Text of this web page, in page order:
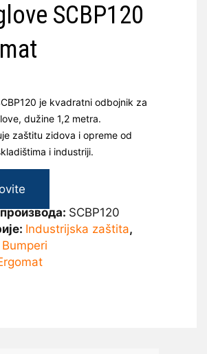
SCBP120
je kvadratni odbojnik za
dužine 1,2 metra.
zaštitu zidova i opreme od
i industriji.
SCBP120
Industrijska zaštita,